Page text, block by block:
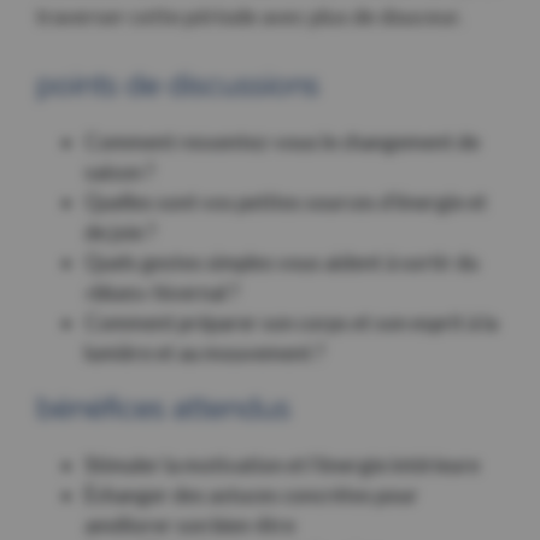
traverser cette période avec plus de douceur.
points de discussions
Comment ressentez-vous le changement de
saison ?
Quelles sont vos petites sources d’énergie et
de joie ?
Quels gestes simples vous aident à sortir du
«blues» hivernal ?
Comment préparer son corps et son esprit à la
lumière et au mouvement ?
bénéfices attendus
Stimuler la motivation et l’énergie intérieure
Échanger des astuces concrètes pour
améliorer son bien-être